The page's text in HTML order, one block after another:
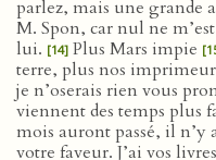
parlez, mais une grande
M. Spon, car nul ne
lui. [14] Plus Mars impie
terre, plus nos
je n’oserais rien vous
viennent des temps plus
mois auront passé, il n’y
votre faveur. J’ai vos livres